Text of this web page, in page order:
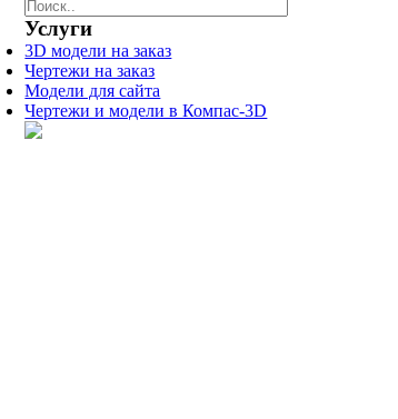
Услуги
3D модели на заказ
Чертежи на заказ
Модели для сайта
Чертежи и модели в Компас-3D